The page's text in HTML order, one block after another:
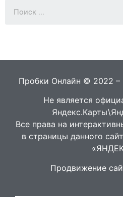
Пробки Онлайн © 2022
Не является
Все права на
в страницы данного
Продвижение